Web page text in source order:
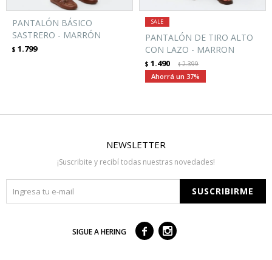
PANTALÓN BÁSICO
SASTRERO - MARRÓN
$ 1.799
PANTALÓN DE TIRO ALTO
CON LAZO - MARRON
$ 1.490 $2.399
37
NEWSLETTER
¡Suscribite y recibí todas nuestras novedades!
SUSCRIBIRME
SIGUE A HERING  